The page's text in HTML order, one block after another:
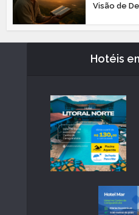
Visão de
Hotéis